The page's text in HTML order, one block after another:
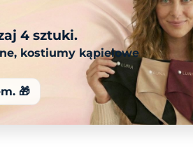
4 sztuki.
kostiumy kąpielowe
🎁